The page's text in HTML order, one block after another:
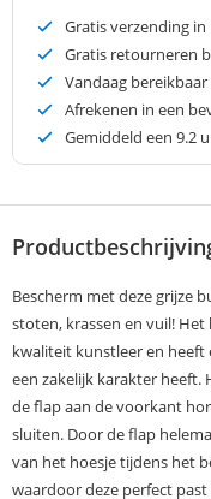
Gratis verzending
Gratis retourneren
Vandaag
Afrekenen in een
Gemiddeld een 9.2
Bescherm met deze grijze
stoten, krassen en vuil! Het
kwaliteit kunstleer en
een zakelijk karakter
de flap aan de voorkant
sluiten. Door de flap
van het hoesje tijdens het
waardoor deze perfect past